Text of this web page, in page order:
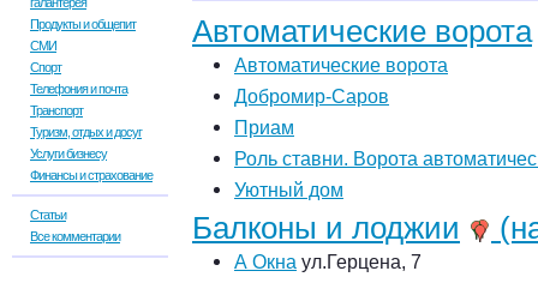
Продукты и общепит
СМИ
Спорт
Телефония и почта
Транспорт
Туризм, отдых и досуг
Услуги бизнесу
Финансы и страхование
Статьи
Все комментарии
Автоматические ворота
Автоматические ворота
Добромир-Саров
Приам
Роль ставни. Ворота
Уютный дом
Балконы и лоджии
А Окна ул.Герцена, 7